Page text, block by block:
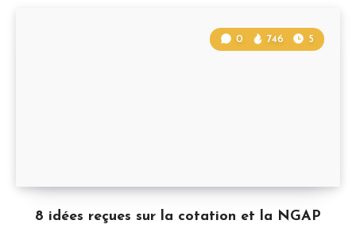
8 idées reçues sur la cotation et la NGAP
0 746 5